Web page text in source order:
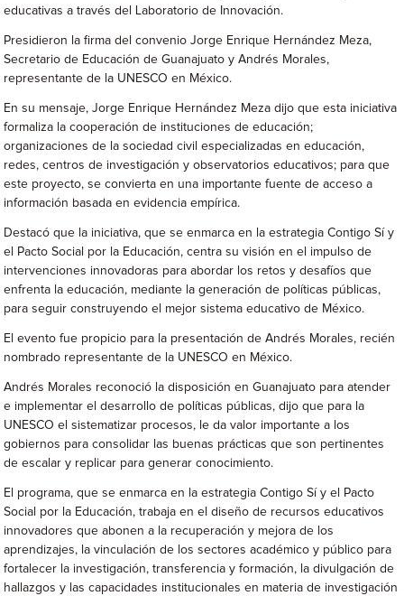
educativas a través del Laboratorio de Innovación.
Presidieron la firma del convenio Jorge Enrique Hernández Meza,
Secretario de Educación de Guanajuato y Andrés Morales,
representante de la UNESCO en México.
En su mensaje, Jorge Enrique Hernández Meza dijo que esta iniciativa
formaliza la cooperación de instituciones de educación;
organizaciones de la sociedad civil especializadas en educación,
redes, centros de investigación y observatorios educativos; para que
este proyecto, se convierta en una importante fuente de acceso a
información basada en evidencia empírica.
Destacó que la iniciativa, que se enmarca en la estrategia Contigo Sí y
el Pacto Social por la Educación, centra su visión en el impulso de
intervenciones innovadoras para abordar los retos y desafíos que
enfrenta la educación, mediante la generación de políticas públicas,
para seguir construyendo el mejor sistema educativo de México.
El evento fue propicio para la presentación de Andrés Morales, recién
nombrado representante de la UNESCO en México.
Andrés Morales reconoció la disposición en Guanajuato para atender
e implementar el desarrollo de políticas públicas, dijo que para la
UNESCO el sistematizar procesos, le da valor importante a los
gobiernos para consolidar las buenas prácticas que son pertinentes
de escalar y replicar para generar conocimiento.
El programa, que se enmarca en la estrategia Contigo Sí y el Pacto
Social por la Educación, trabaja en el diseño de recursos educativos
innovadores que abonen a la recuperación y mejora de los
aprendizajes, la vinculación de los sectores académico y público para
fortalecer la investigación, transferencia y formación, la divulgación de
hallazgos y las capacidades institucionales en materia de investigación